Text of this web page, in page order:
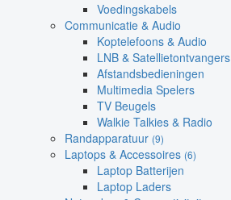
Voedingskabels
Communicatie & Audio
Koptelefoons & Audio
LNB & Satellietontvangers
Afstandsbedieningen
Multimedia Spelers
TV Beugels
Walkie Talkies & Radio
Randapparatuur (9)
Laptops & Accessoires (6)
Laptop Batterijen
Laptop Laders